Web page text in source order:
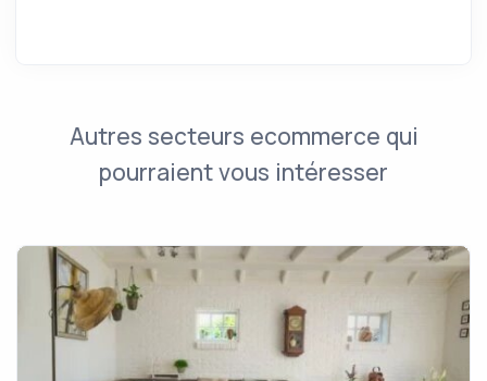
Autres secteurs ecommerce qui
pourraient vous intéresser